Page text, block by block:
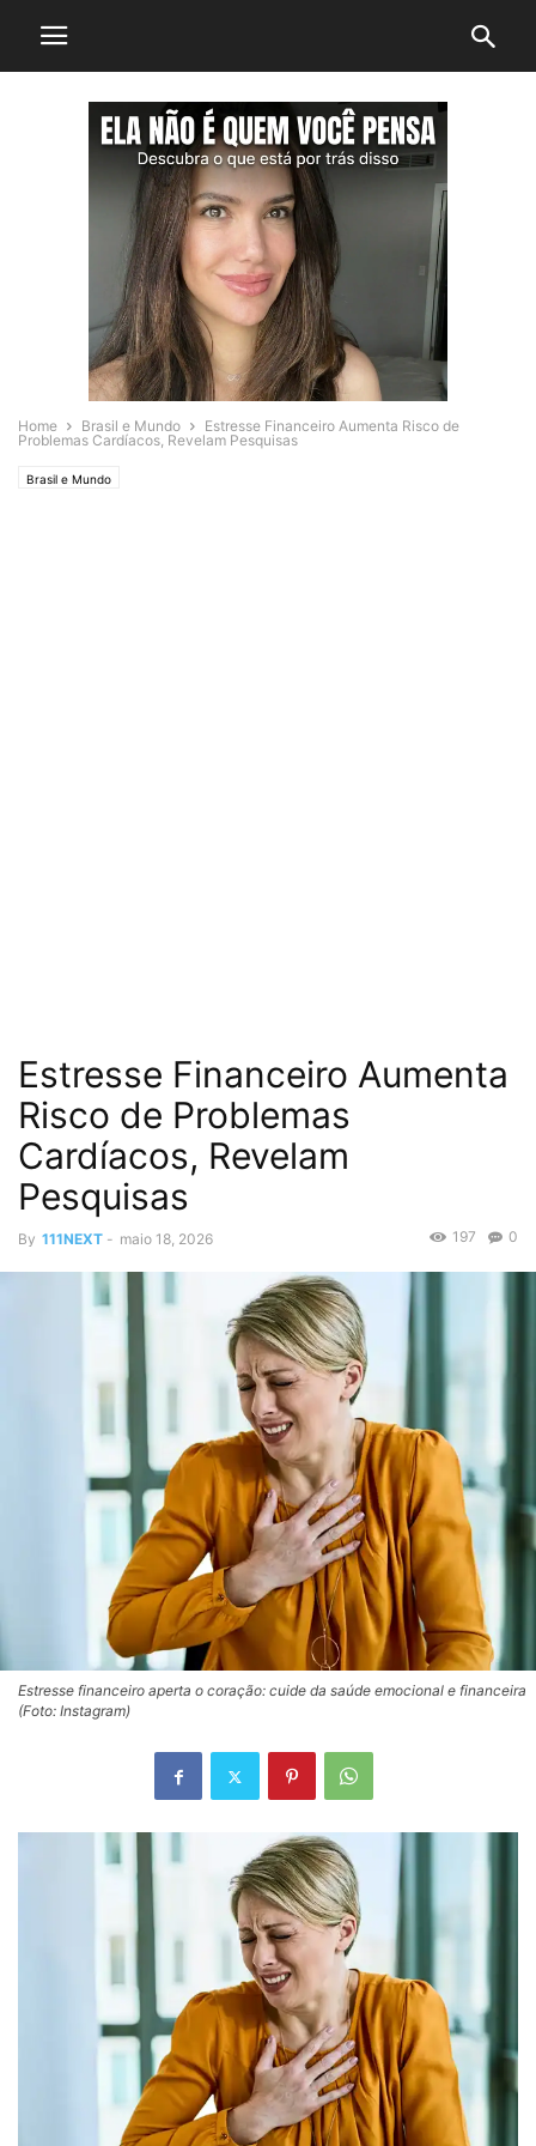
Home Brasil e Mundo
Estresse Financeiro Aumenta Risco de
Problemas Cardíacos, Revelam Pesquisas
Brasil e Mundo
Estresse Financeiro Aumenta
Risco de Problemas
Cardíacos, Revelam
Pesquisas
By 111NEXT - maio 18, 2026 0
197
Estresse financeiro aperta o coração: cuide da saúde emocional e financeira
(Foto: Instagram)